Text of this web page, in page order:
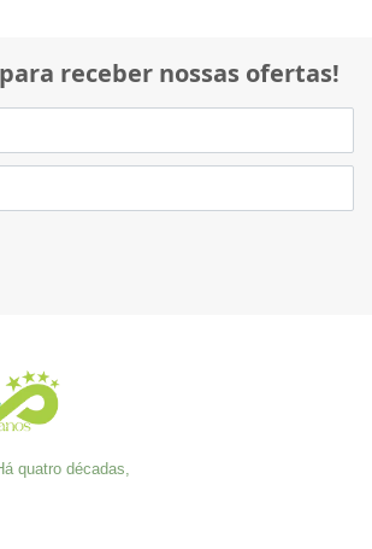
receber nossas ofertas!
quatro décadas,